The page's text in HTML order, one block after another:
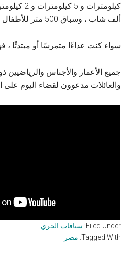
ألف شاب ، وسباق 500 متر للأطفال “.
سواء كنت عداءًا متمرسًا أو مبتدئًا ،
جميع الأعمار والأجناس والرياضيين
والعائلات مدعوون لقضاء اليوم
Filed Under: سباقات الجري
Tagged With: مصر